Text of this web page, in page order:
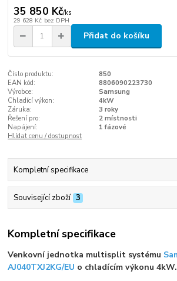
35 850 Kč/ks
29 628 Kč bez DPH
Přidat do košíku
Číslo produktu:
850
EAN kód:
8806090223730
Výrobce:
Samsung
Chladící výkon:
4kW
Záruka:
3 roky
Řešení pro:
2 místnosti
Napájení:
1 fázové
Hlídat cenu / dostupnost
Kompletní specifikace
Související zboží 3
Kompletní specifikace
Venkovní jednotka multisplit systému
AJ040TXJ2KG/EU o chladícím výkonu 4kW.